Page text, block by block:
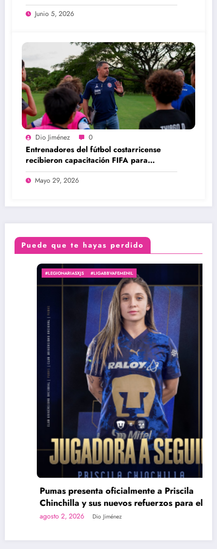
Junio 5, 2026
Dio Jiménez 0
Entrenadores del fútbol costarricense
recibieron capacitación FIFA para
potenciar el desarrollo de talento
Mayo 29, 2026
Puede que te hayas perdido
#LEGIONARIASXJS #LIGABBVAFEMENIL
Pumas presenta oficialmente a Priscila
Chinchilla y sus nuevos refuerzos para el
Apertura 2026
agosto 2, 2026 Dio Jiménez